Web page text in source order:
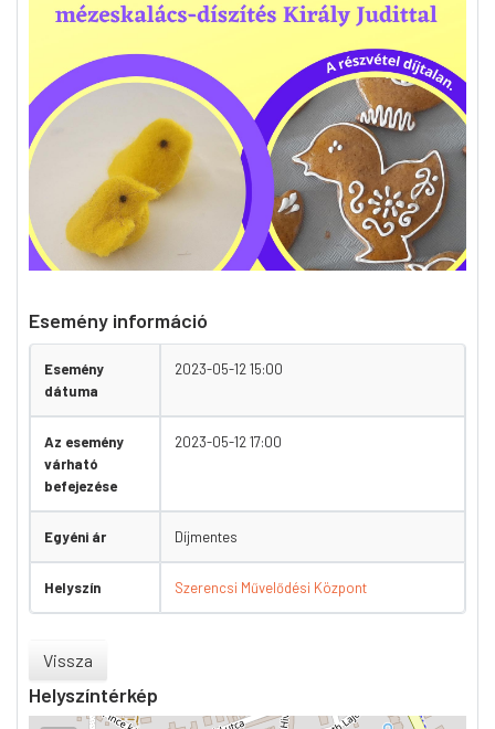
Esemény információ
Esemény
dátuma
2023-05-12 15:00
Az esemény
várható
befejezése
2023-05-12 17:00
Egyéni ár Díjmentes
Helyszín Szerencsi Művelődési Központ
Vissza
Helyszíntérkép